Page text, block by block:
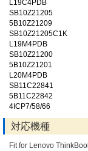
L19C4PDB
SB10Z21205
5B10Z21209
SB10Z21205C1K
L19M4PDB
SB10Z21200
5B10Z21201
L20M4PDB
SB11C22841
5B11C22842
4ICP7/58/66
対応機種
Fit for Lenovo